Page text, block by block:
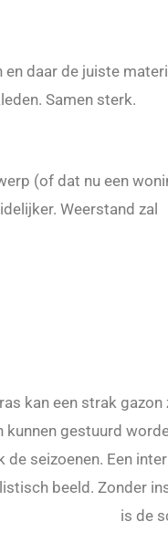
daar de juiste
Samen sterk.
(of dat nu een
Weerstand zal
kan een strak
gestuurd
seizoenen. Een
beeld. Zonder
is de